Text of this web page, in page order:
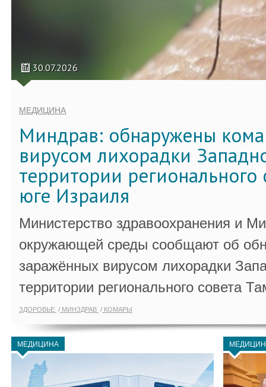
30.07.2026
МЕДИЦИНА
Миндрав: обнаружены
вирусом лихорадки
территории регионального
юге Израиля
Министерство здравоохранения и
окружающей среды сообщают об
заражённых вирусом лихорадки
территории регионального совета
ЗДОРОВЬЕ МИНЗДРАВ КОМАРЫ
МЕДИЦИНА